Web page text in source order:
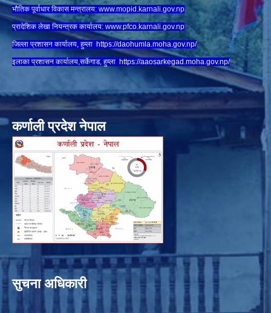
भौतिक पूर्वाधार विकास मन्त्रालय: www.mopid.karnali.gov.np
प्रादेशिक लेखा नियन्त्रक कार्यालय: www.pfco.karnali.gov.np
जिल्ला प्रशासन कार्यालय, हुम्ला https://daohumla.moha.gov.np/
इलाका प्रशासन कार्यालय,सर्केगाड, हुम्ला https://aaosarkegad.moha.gov.np/
कर्णाली प्रदेश नेपाल
सुचना अधिकारी